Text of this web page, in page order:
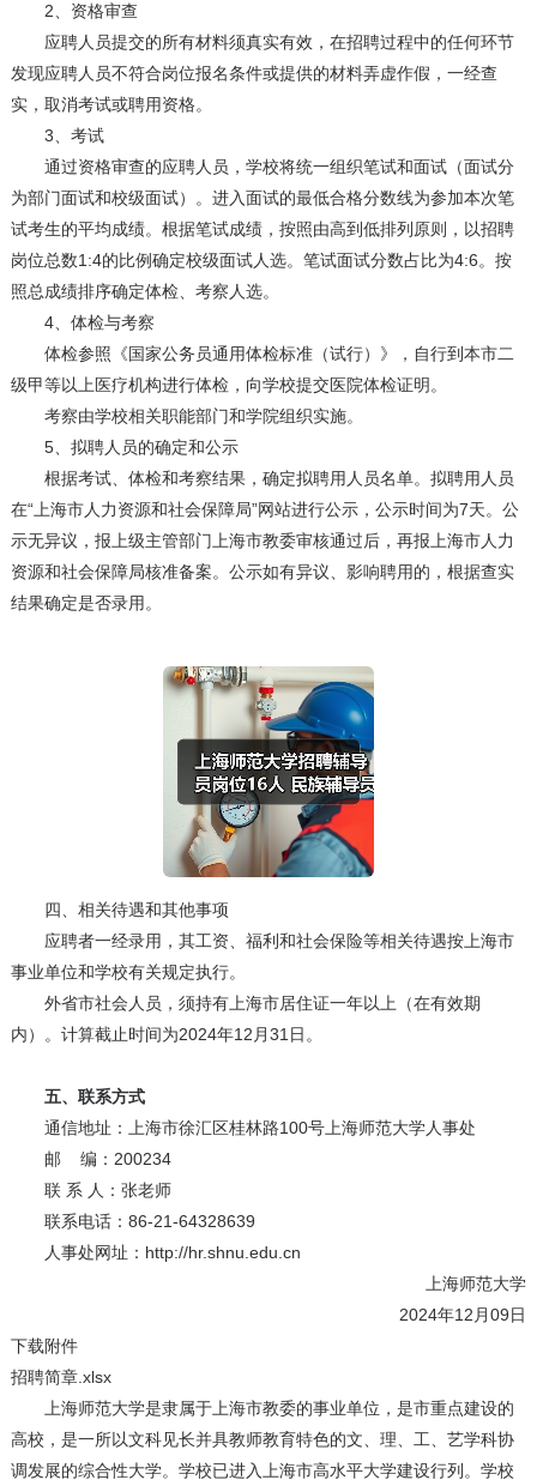
2、资格审查
应聘人员提交的所有材料须真实有效，在招聘过程中的任何环节
发现应聘人员不符合岗位报名条件或提供的材料弄虚作假，一经查
实，取消考试或聘用资格。
3、考试
通过资格审查的应聘人员，学校将统一组织笔试和面试（面试分
为部门面试和校级面试）。进入面试的最低合格分数线为参加本次笔
试考生的平均成绩。根据笔试成绩，按照由高到低排列原则，以招聘
岗位总数1:4的比例确定校级面试人选。笔试面试分数占比为4:6。按
照总成绩排序确定体检、考察人选。
4、体检与考察
体检参照《国家公务员通用体检标准（试行）》，自行到本市二
级甲等以上医疗机构进行体检，向学校提交医院体检证明。
考察由学校相关职能部门和学院组织实施。
5、拟聘人员的确定和公示
根据考试、体检和考察结果，确定拟聘用人员名单。拟聘用人员
在“上海市人力资源和社会保障局”网站进行公示，公示时间为7天。公
示无异议，报上级主管部门上海市教委审核通过后，再报上海市人力
资源和社会保障局核准备案。公示如有异议、影响聘用的，根据查实
结果确定是否录用。
四、相关待遇和其他事项
应聘者一经录用，其工资、福利和社会保险等相关待遇按上海市
事业单位和学校有关规定执行。
外省市社会人员，须持有上海市居住证一年以上（在有效期
内）。计算截止时间为2024年12月31日。
五、联系方式
通信地址：上海市徐汇区桂林路100号上海师范大学人事处
邮 编：200234
联 系 人：张老师
联系电话：86-21-64328639
人事处网址：http://hr.shnu.edu.cn
上海师范大学
2024年12月09日
下载附件
招聘简章.xlsx
上海师范大学是隶属于上海市教委的事业单位，是市重点建设的
高校，是一所以文科见长并具教师教育特色的文、理、工、艺学科协
调发展的综合性大学。学校已进入上海市高水平大学建设行列。学校